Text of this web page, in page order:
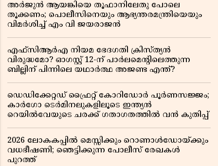
അർജുൻ ആയങ്കിയെ തൂഫാനിലേതു പോലെ
തൂക്കണം; പൊലീസിനെയും ആഭ്യന്തരമന്ത്രിയെയും
വിമർശിച്ച് എം വി ജയരാജൻ
എഫ്സിആർഎ നിയമ ഭേദഗതി ക്രിസ്ത്യൻ
വിരുദ്ധമോ? ഓഗസ്റ്റ് 12-ന് പാർലമെന്റിലെത്തുന്ന
ബില്ലിന് പിന്നിലെ യഥാർത്ഥ അജണ്ട എന്ത്?
ഡെഡിക്കേറ്റഡ് ഫ്രൈറ്റ് കോറിഡോർ പൂർണസജ്ജം;
കാർഗോ ടെർമിനലുകളിലൂടെ ഇന്ത്യൻ
റെയിൽവേയുടെ ചരക്ക് ഗതാഗതത്തിൽ വൻ കുതിപ്പ്
2026 ലോകകപ്പിൽ മെസ്സിക്കും റൊണാൾഡോയ്ക്കും
വധഭീഷണി; ഞെട്ടിക്കുന്ന പോലീസ് രേഖകൾ
പുറത്ത്